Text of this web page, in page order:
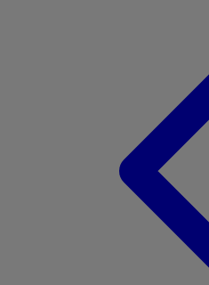
Tommee Tippee
Tutti Bambini
Twistshake